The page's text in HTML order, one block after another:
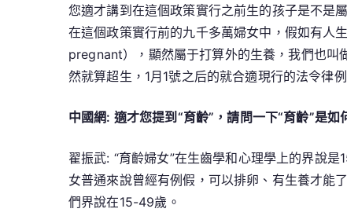
您適才講到在這個政策實行之前生的孩子是不是
在這個政策實行前的九千多萬婦女中，假如有人
pregnant），顯然屬于打算外的生養，我們也叫
然就算超生，1月1號之后的就合適現行的法令律例
中國網: 適才您提到“育齡”，請問一下“育齡”是如
翟振武: “育齡婦女”在生齒學和心理學上的界說
女普通來說曾經有例假，可以排卵、有生養才能
們界說在15-49歲。